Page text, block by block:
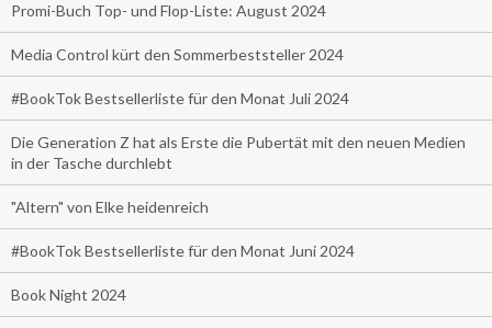
Promi-Buch Top- und Flop-Liste: August 2024
Media Control kürt den Sommerbeststeller 2024
#BookTok Bestsellerliste für den Monat Juli 2024
Die Generation Z hat als Erste die Pubertät mit den neuen Medien
in der Tasche durchlebt
"Altern" von Elke heidenreich
#BookTok Bestsellerliste für den Monat Juni 2024
Book Night 2024